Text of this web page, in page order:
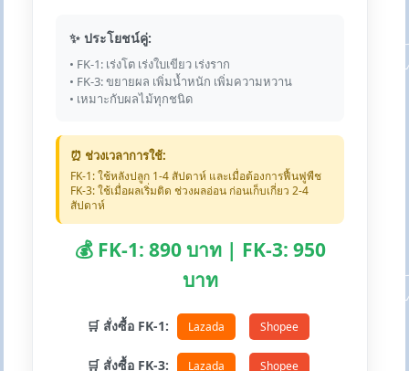
✨ ประโยชน์คู่:
• FK-1: เร่งโต เร่งใบเขียว เร่งราก
• FK-3: ขยายผล เพิ่มน้ำหนัก เพิ่มความหวาน
• เหมาะกับผลไม้ทุกชนิด
⏰ ช่วงเวลาการใช้:
FK-1: ใช้หลังปลูก 1-4 สัปดาห์ และเมื่อต้องการฟื้นฟูพืช
FK-3: ใช้เมื่อผลเริ่มติด ช่วงผลอ่อน ก่อนเก็บเกี่ยว 2-4
สัปดาห์
💰 FK-1: 890 บาท | FK-3: 950
บาท
🛒 สั่งซื้อ FK-1: Lazada Shopee
🛒 สั่งซื้อ FK-3: Lazada Shopee